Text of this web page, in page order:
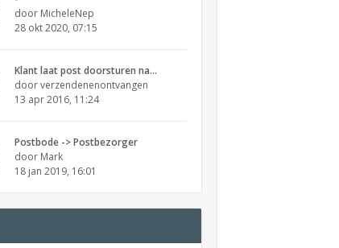
door MicheleNep
28 okt 2020, 07:15
Klant laat post doorsturen na…
doorverzendenenontvangen
13 apr 2016, 11:24
Postbode -> Postbezorger
door Mark
18 jan 2019, 16:01